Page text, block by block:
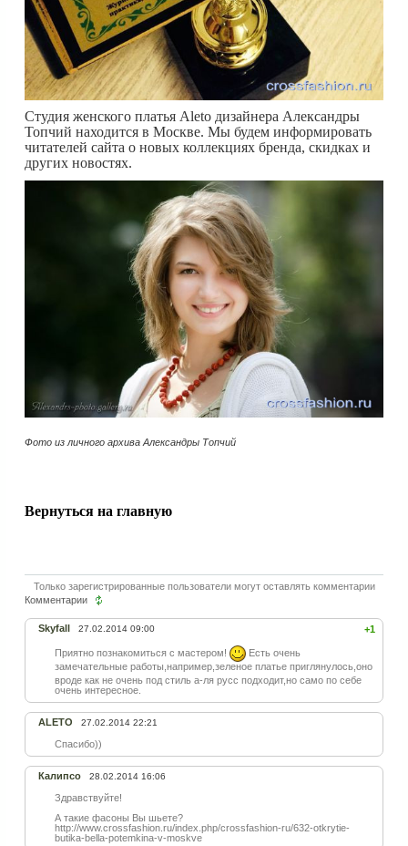
Студия женского платья Aleto дизайнера Александры
Топчий находится в Москве. Мы будем информировать
читателей сайта о новых коллекциях бренда, скидках и
других новостях.
Фото из личного архива Александры Топчий
Вернуться на главную
Только зарегистрированные пользователи могут оставлять комментарии
Комментарии
+1
Skyfall 27.02.2014 09:00
Приятно познакомиться с мастером!
Есть очень
замечательные работы,например,зеленое платье приглянулось,оно
вроде как не очень под стиль а-ля русс подходит,но само по себе
очень интересное.
ALETO 27.02.2014 22:21
Спасибо))
Калипсо 28.02.2014 16:06
Здравствуйте!
А такие фасоны Вы шьете?
http://www.crossfashion.ru/index.php/crossfashion-ru/632-otkrytie-
butika-bella-potemkina-v-moskve